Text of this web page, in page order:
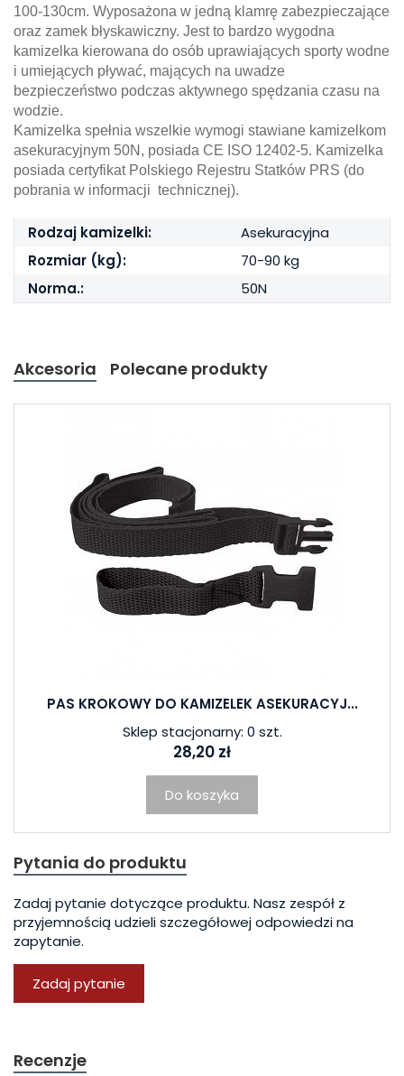
100-130cm. Wyposażona w jedną klamrę zabezpieczające
oraz zamek błyskawiczny. Jest to bardzo wygodna
kamizelka kierowana do osób uprawiających sporty wodne
i umiejących pływać, mających na uwadze
bezpieczeństwo podczas aktywnego spędzania czasu na
wodzie.
Kamizelka spełnia wszelkie wymogi stawiane kamizelkom
asekuracyjnym 50N, posiada CE ISO 12402-5. Kamizelka
posiada certyfikat Polskiego Rejestru Statków PRS (do
pobrania w informacji technicznej).
Rodzaj kamizelki:
Asekuracyjna
Rozmiar (kg):
70-90 kg
Norma.:
50N
Akcesoria Polecane produkty
PAS KROKOWY DO KAMIZELEK ASEKURACYJ...
Sklep stacjonarny: 0 szt.
28,20 zł
Do koszyka
Pytania do produktu
Zadaj pytanie dotyczące produktu. Nasz zespół z
przyjemnością udzieli szczegółowej odpowiedzi na
zapytanie.
Zadaj pytanie
Recenzje